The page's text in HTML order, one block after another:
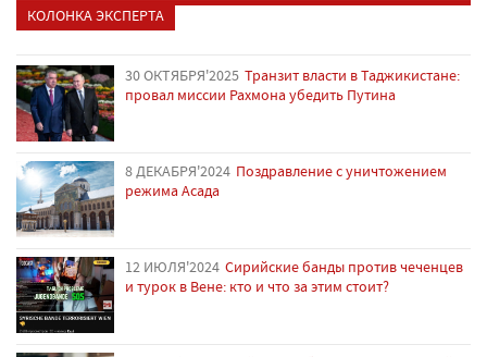
КОЛОНКА ЭКСПЕРТА
30 ОКТЯБРЯ'2025 Транзит власти в Таджикистане:
провал миссии Рахмона убедить Путина
8 ДЕКАБРЯ'2024 Поздравление с уничтожением
режима Асада
12 ИЮЛЯ'2024 Сирийские банды против чеченцев
и турок в Вене: кто и что за этим стоит?